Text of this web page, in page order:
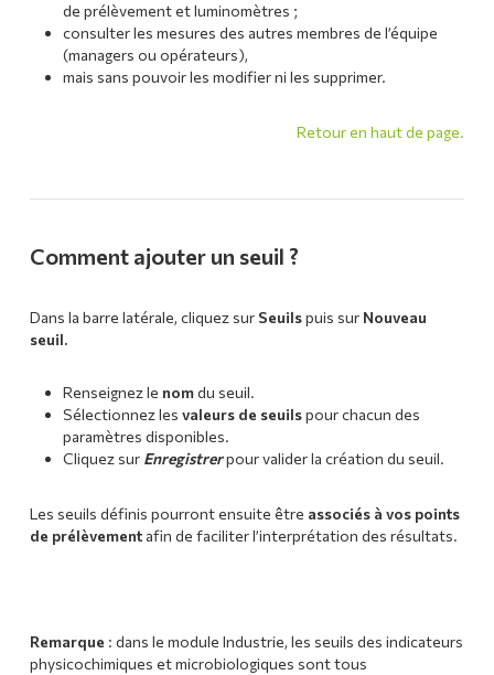
de prélèvement et luminomètres ;
consulter les mesures des autres membres de l’équipe
(managers ou opérateurs),
mais sans pouvoir les modifier ni les supprimer.
Retour en haut de page.
Comment ajouter un seuil ?
Dans la barre latérale, cliquez sur Seuilspuis sur Nouveau
seuil.
Renseignez le nomdu seuil.
Sélectionnez lesvaleurs de seuilspour chacun des
paramètres disponibles.
Cliquez sur Enregistrerpour valider la création du seuil.
Les seuils définis pourront ensuite être associés à vos points
de prélèvement afin de faciliter l’interprétation des résultats.
Remarque : dans le module Industrie, les seuils des indicateurs
physicochimiques et microbiologiques sont tous